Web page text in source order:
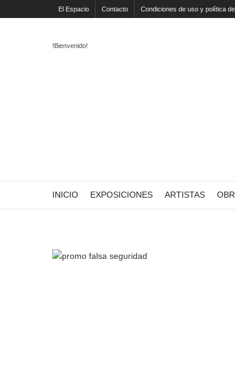
El Espacio Contacto Condiciones de uso y política
!Bienvenido!
INICIO EXPOSICIONES ARTISTAS